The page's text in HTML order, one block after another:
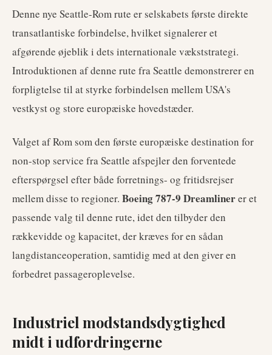
Denne nye Seattle-Rom rute er selskabets første direkte
transatlantiske forbindelse, hvilket signalerer et
afgørende øjeblik i dets internationale vækststrategi.
Introduktionen af denne rute fra Seattle demonstrerer en
forpligtelse til at styrke forbindelsen mellem USA's
vestkyst og store europæiske hovedstæder.
Valget af Rom som den første europæiske destination for
non-stop service fra Seattle afspejler den forventede
efterspørgsel efter både forretnings- og fritidsrejser
mellem disse to regioner. Boeing 787-9 Dreamlinerer et
passende valg til denne rute, idet den tilbyder den
rækkevidde og kapacitet, der kræves for en sådan
langdistanceoperation, samtidig med at den giver en
forbedret passageroplevelse.
Industriel modstandsdygtighed
midt i udfordringerne